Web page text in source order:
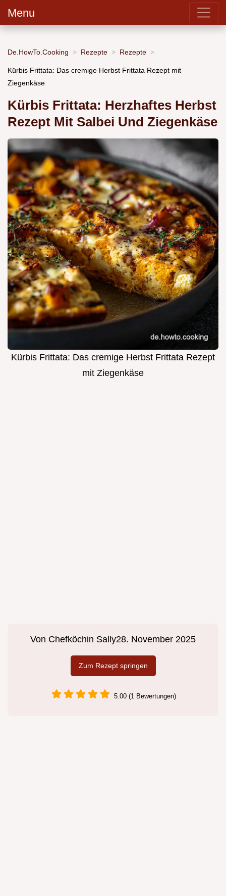
Menu
De.HowTo.Cooking Rezepte Rezepte
Kürbis Frittata: Das cremige Herbst Frittata Rezept mit
Ziegenkäse
Kürbis Frittata: Herzhaftes Herbst
Rezept Mit Salbei Und Ziegenkäse
Kürbis Frittata: Das cremige Herbst Frittata Rezept
mit Ziegenkäse
Von Chefköchin Sally28. November 2025
Zum Rezept springen
5.00 (1 Bewertungen)